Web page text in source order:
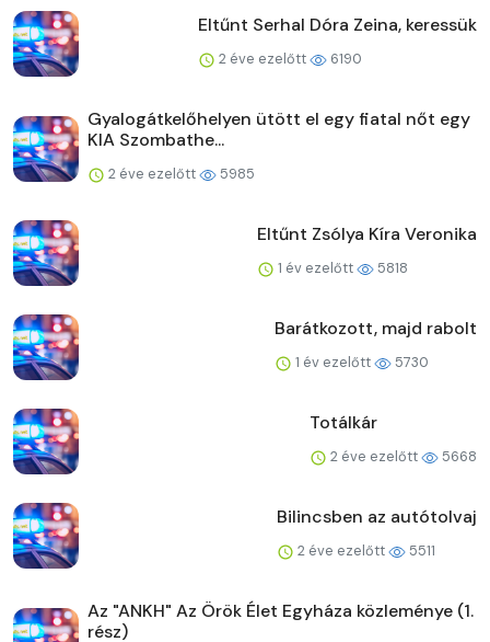
Eltűnt Serhal Dóra Zeina, keressük
2 éve ezelőtt 6190
Gyalogátkelőhelyen ütött el egy fiatal nőt egy
KIA Szombathe...
2 éve ezelőtt 5985
Eltűnt Zsólya Kíra Veronika
1 év ezelőtt 5818
Barátkozott, majd rabolt
1 év ezelőtt 5730
Totálkár
2 éve ezelőtt 5668
Bilincsben az autótolvaj
2 éve ezelőtt 5511
Az "ANKH" Az Örök Élet Egyháza közleménye (1.
rész)